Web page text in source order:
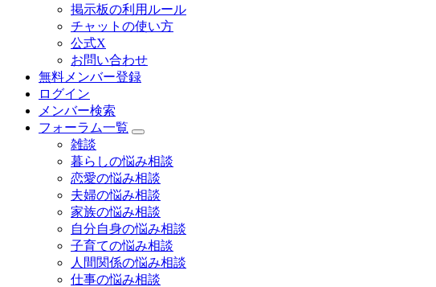
掲示板の利用ルール
チャットの使い方
公式X
お問い合わせ
無料メンバー登録
ログイン
メンバー検索
フォーラム一覧
雑談
暮らしの悩み相談
恋愛の悩み相談
夫婦の悩み相談
家族の悩み相談
自分自身の悩み相談
子育ての悩み相談
人間関係の悩み相談
仕事の悩み相談